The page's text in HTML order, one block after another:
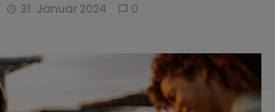
31. Januar 2024 0